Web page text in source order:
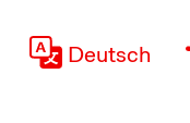
Deutsch